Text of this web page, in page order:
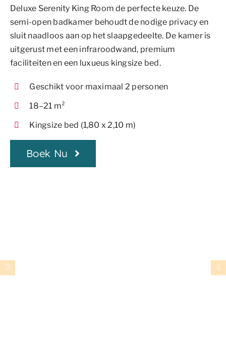
Deluxe Serenity King Room de perfecte keuze. De
semi-open badkamer behoudt de nodige privacy en
sluit naadloos aan op het slaapgedeelte. De kamer is
uitgerust met een infraroodwand, premium
faciliteiten en een luxueus kingsize bed.
Geschikt voor maximaal 2 personen
18–21 m²
Kingsize bed (1,80 x 2,10 m)
Boek Nu